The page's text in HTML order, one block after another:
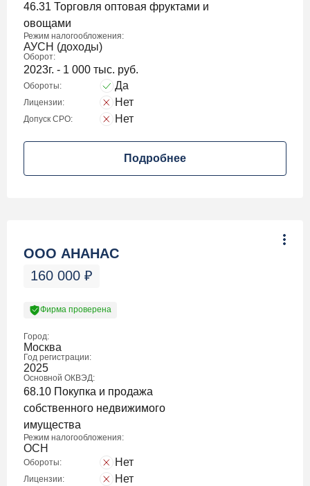
46.31 Торговля оптовая фруктами и
овощами
Режим налогообложения:
АУСН (доходы)
Оборот:
2023г. - 1 000 тыс. руб.
Обороты: Да
Лицензии: Нет
Допуск СРО: Нет
Подробнее
ООО АНАНАС
160 000 ₽
Фирма проверена
Город:
Москва
Год регистрации:
2025
Основной ОКВЭД:
68.10 Покупка и продажа
собственного недвижимого
имущества
Режим налогообложения:
ОСН
Обороты: Нет
Лицензии: Нет